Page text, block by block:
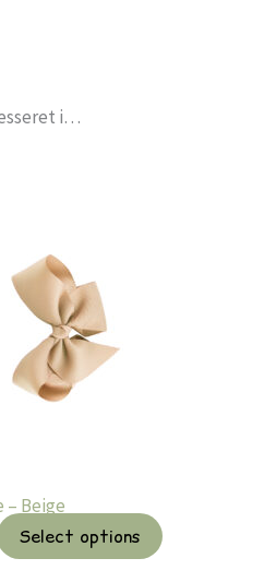
i…
– Beige
Select options